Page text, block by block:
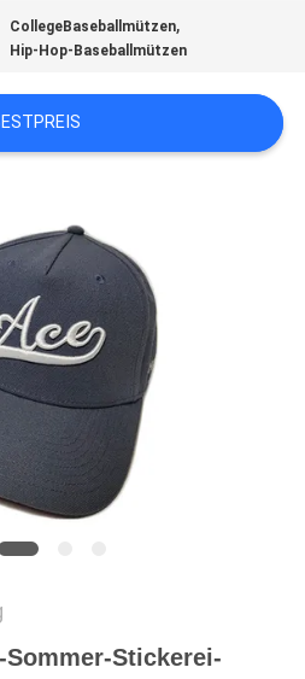
CollegeBaseballmützen,
Hip-Hop-Baseballmützen
Stickerei-